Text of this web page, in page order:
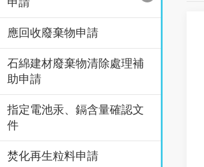
應回收廢棄物申請
石綿建材廢棄物清除處理補
助申請
指定電池汞、鎘含量確認文
件
焚化再生粒料申請